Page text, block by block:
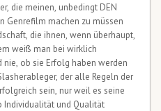
die meinen, unbedingt DEN
Genrefilm machen zu müssen
die ihnen, wenn überhaupt,
weiß man bei wirklich
ob sie Erfolg haben werden
der alle Regeln der
sein, nur weil es seine
Individualität und Qualität